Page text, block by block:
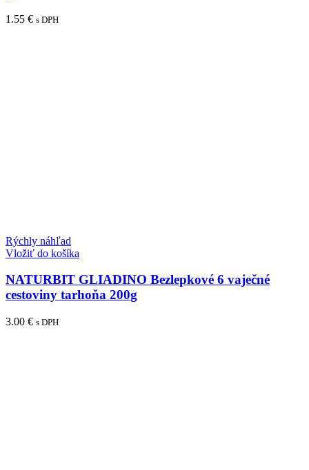
1.55 € s DPH
Rýchly náhľad
Vložiť do košíka
NATURBIT GLIADINO Bezlepkové 6 vaječné
cestoviny tarhoňa 200g
3.00 € s DPH